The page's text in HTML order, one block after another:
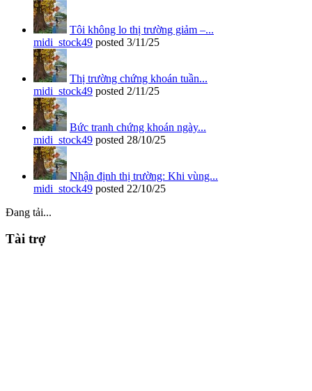
Tôi không lo thị trường giảm –...
midi_stock49 posted 3/11/25
Thị trường chứng khoán tuần...
midi_stock49 posted 2/11/25
Bức tranh chứng khoán ngày...
midi_stock49 posted 28/10/25
Nhận định thị trường: Khi vùng...
midi_stock49 posted 22/10/25
Đang tải...
Tài trợ